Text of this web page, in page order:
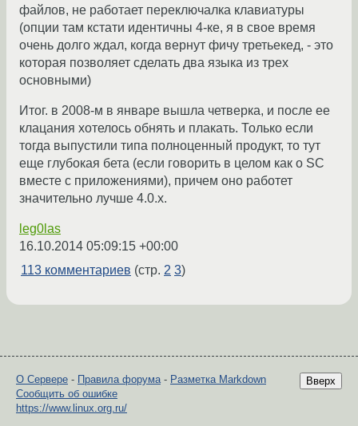
файлов, не работает переключалка клавиатуры
(опции там кстати идентичны 4-ке, я в свое время
очень долго ждал, когда вернут фичу третьекед, - это
которая позволяет сделать два языка из трех
основными)
Итог. в 2008-м в январе вышла четверка, и после ее
клацания хотелось обнять и плакать. Только если
тогда выпустили типа полноценный продукт, то тут
еще глубокая бета (если говорить в целом как о SC
вместе с приложениями), причем оно работет
значительно лучше 4.0.x.
leg0las
16.10.2014 05:09:15 +00:00
113 комментариев (стр. 2 3)
Вверх
О Сервере - Правила форума - Разметка Markdown
Сообщить об ошибке
https://www.linux.org.ru/